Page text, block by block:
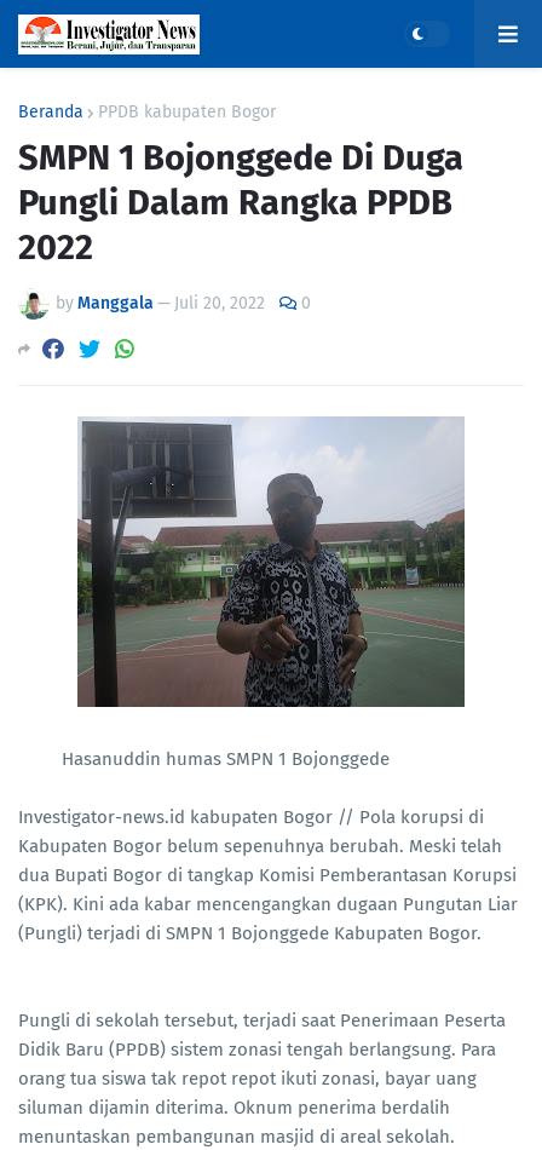
Beranda PPDB kabupaten Bogor
SMPN 1 Bojonggede Di Duga
Pungli Dalam Rangka PPDB
2022
byManggala — Juli 20, 2022 0
Hasanuddin humas SMPN 1 Bojonggede
Investigator-news.id kabupaten Bogor // Pola korupsi di
Kabupaten Bogor belum sepenuhnya berubah. Meski telah
dua Bupati Bogor di tangkap Komisi Pemberantasan Korupsi
(KPK). Kini ada kabar mencengangkan dugaan Pungutan Liar
(Pungli) terjadi di SMPN 1 Bojonggede Kabupaten Bogor.
Pungli di sekolah tersebut, terjadi saat Penerimaan Peserta
Didik Baru (PPDB) sistem zonasi tengah berlangsung. Para
orang tua siswa tak repot repot ikuti zonasi, bayar uang
siluman dijamin diterima. Oknum penerima berdalih
menuntaskan pembangunan masjid di areal sekolah.